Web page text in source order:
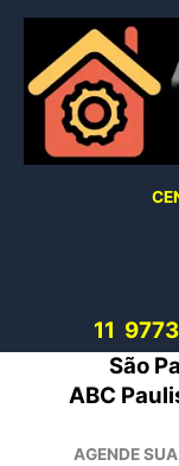
conteúdo
11
São
ABC
AGENDE